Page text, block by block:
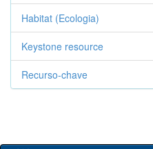
Habitat (Ecologia)
Keystone resource
Recurso-chave